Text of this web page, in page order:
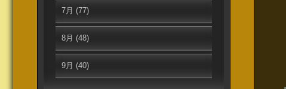
7月 (77)
8月 (48)
9月 (40)